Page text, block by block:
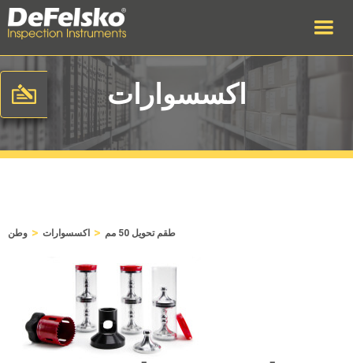
اكسسوارات
وطن > اكسسوارات > طقم تحويل 50 مم